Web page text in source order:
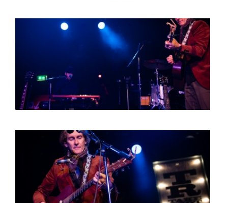
MARTSEN HUT
ARSEN TSKHAY
ERYN BOSMA
ESTHER
ELINE KAMMINGA
KAREN SAAMAN
ARNOUD HEIKENS